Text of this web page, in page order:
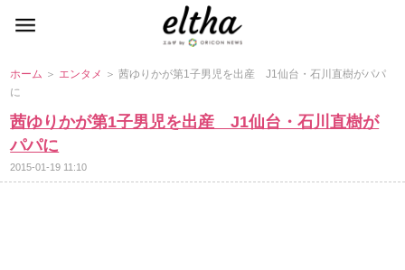
ホーム ＞ エンタメ ＞ 茜ゆりかが第1子男児を出産 J1仙台・石川直樹がパパ
に
茜ゆりかが第1子男児を出産 J1仙台・石川直樹が
パパに
2015-01-19 11:10